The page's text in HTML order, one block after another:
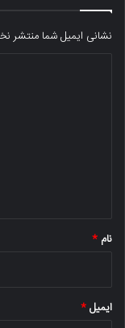
نشانی ایمیل شما منتشر
نام *
ایمیل*